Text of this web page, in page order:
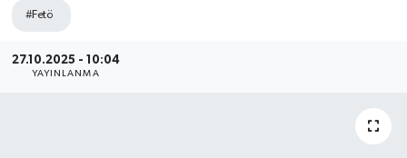
#Fetö
27.10.2025 - 10:04
YAYINLANMA